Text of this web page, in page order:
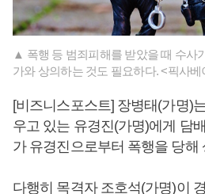
▲ 폭행 등 범죄피해를 받았을 때 수사
가와 상의하는 것도 필요하다. <픽사베
[비즈니스포스트] 장병태(가명)
우고 있는 유경진(가명)에게 담
가 유경진으로부터 폭행을 당해
다행히 목격자 조호석(가명)이